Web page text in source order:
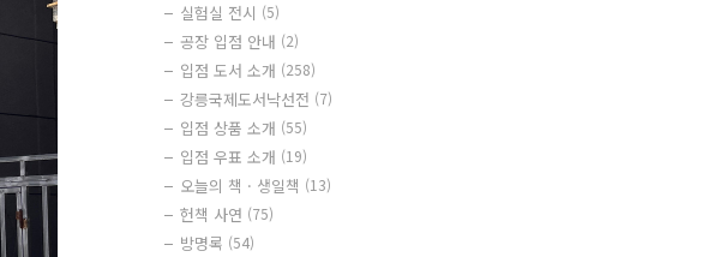
실험실 전시 (5)
공장 입점 안내 (2)
입점 도서 소개 (258)
강릉국제도서낙선전 (7)
입점 상품 소개 (55)
입점 우표 소개 (19)
오늘의 책 · 생일책 (13)
헌책 사연 (75)
방명록 (54)